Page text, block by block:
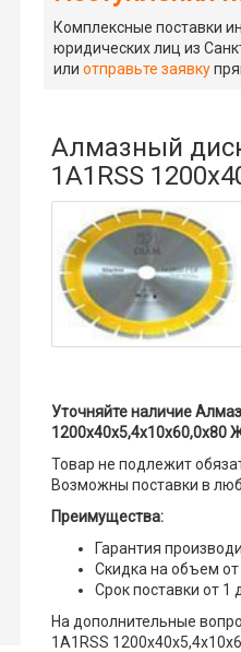
Комплексные поставки
юридических лиц из
илиотправьте заявку
Алмазный
1A1RSS
Уточняйте наличие
1200х40х5,4х10х60,0х80
Товар не подлежит
Возможны поставки в
Преимущества:
Гарантия
Скидка на объем от
Срок поставки от 1
На дополнительные
1A1RSS